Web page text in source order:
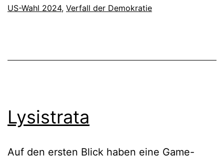
US-Wahl 2024, Verfall der Demokratie
Lysistrata
Auf den ersten Blick haben eine Game-